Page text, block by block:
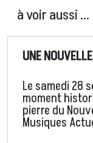
à voir aussi ...
UNE
Le samedi 28
moment
pierre du
Musiques